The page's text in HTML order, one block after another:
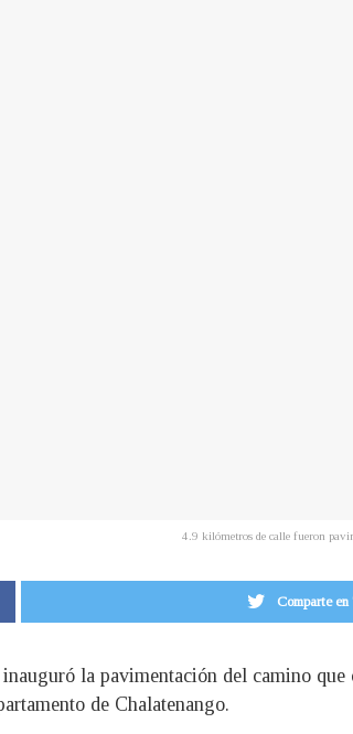
4.9 kilómetros de calle fueron
Comparte
la pavimentación del camino
de Chalatenango.